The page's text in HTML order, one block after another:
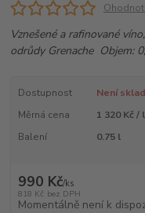
Vznešené a rafinované
odrůdy Grenache Objem:
Dostupnost
Není
Měrná cena
1 320 Kč / l
Balení
0.75 l
990 Kč/ks
818 Kč bez DPH
Momentálně není k